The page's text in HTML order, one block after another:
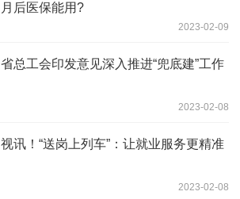
月后医保能用?
2023-02-09
省总工会印发意见深入推进“兜底建”工作
2023-02-08
视讯！“送岗上列车”：让就业服务更精准
2023-02-08